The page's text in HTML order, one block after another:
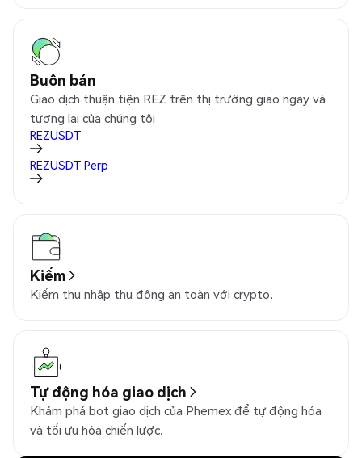
Buôn bán
Giao dịch thuận tiện REZ trên thị trường giao ngay và
tương lai của chúng tôi
REZUSDT
REZUSDT Perp
Kiếm
Kiếm thu nhập thụ động an toàn với crypto.
Tự động hóa giao dịch
Khám phá bot giao dịch của Phemex để tự động hóa
và tối ưu hóa chiến lược.